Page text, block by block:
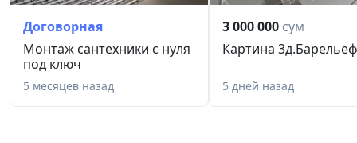
Договорная
Монтаж сантехники с нуля
под ключ
5 месяцев назад
3 000 000 сум
Картина
5 дней назад